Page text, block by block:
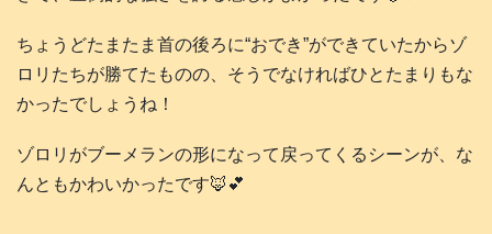
ちょうどたまたま首の後ろに“おでき”ができていたからゾ
ロリたちが勝てたものの、そうでなければひとたまりもな
かったでしょうね！
ゾロリがブーメランの形になって戻ってくるシーンが、な
んともかわいかったです🦊💕